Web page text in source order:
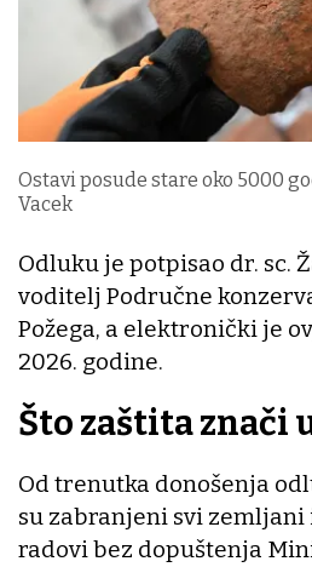
Ostavi posude stare oko 5000
Vacek
Odluku je potpisao dr. sc.
voditelj Područne
Požega, a elektronički je
2026. godine.
Što zaštita znači
Od trenutka donošenja
su zabranjeni svi
radovi bez dopuštenja